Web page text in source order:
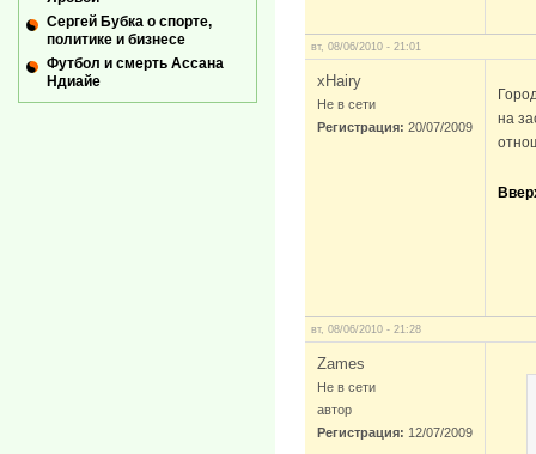
вт, 08/06/2010 - 21:01
xHairy
Не в сети
Регистрация: 20/07/2009
на
вт, 08/06/2010 - 21:28
Zames
Не в сети
автор
Регистрация: 12/07/2009
Сергей Бубка о спорте,
политике и бизнесе
Футбол и смерть Ассана
Ндиайе